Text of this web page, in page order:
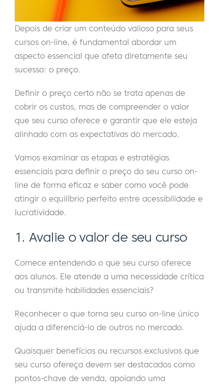
Depois de criar um conteúdo valioso para seus
cursos on-line, é fundamental abordar um
aspecto essencial que afeta diretamente seu
sucesso: o preço.
Definir o preço certo não se trata apenas de
cobrir os custos, mas de compreender o valor
que seu curso oferece e garantir que ele esteja
alinhado com as expectativas do mercado.
Vamos examinar as etapas e estratégias
essenciais para definir o preço do seu curso on-
line de forma eficaz e saber como você pode
atingir o equilíbrio perfeito entre acessibilidade e
lucratividade.
1. Avalie o valor de seu curso
Comece entendendo o que seu curso oferece
aos alunos. Ele atende a uma necessidade crítica
ou transmite habilidades essenciais?
Reconhecer o que torna seu curso on-line único
ajuda a diferenciá-lo de outros no mercado.
Quaisquer benefícios ou recursos exclusivos que
seu curso ofereça devem ser destacados como
pontos-chave de venda, apoiando uma